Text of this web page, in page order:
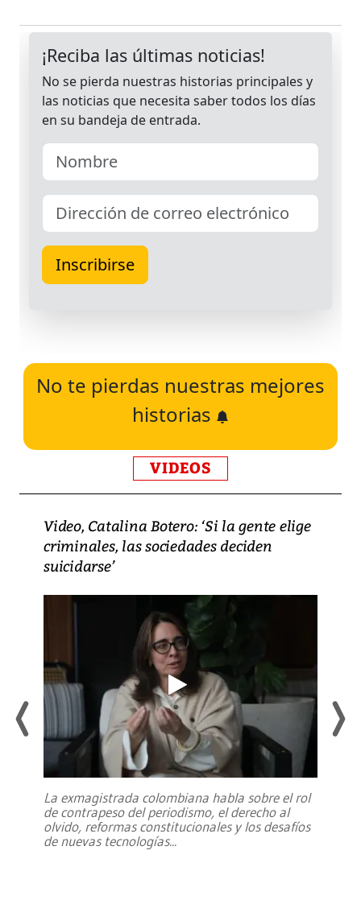
No te pierdas nuestras mejores
historias
VIDEOS
Video, Catalina Botero: ‘Si la gente elige
criminales, las sociedades deciden
suicidarse’
La exmagistrada colombiana habla sobre el rol
de contrapeso del periodismo, el derecho al
olvido, reformas constitucionales y los desafíos
de nuevas tecnologías...